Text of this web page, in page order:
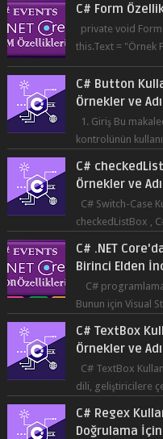
C# Form
private void
this.Text = "Örnek
Co...
C# Button
Örnekler ve
1. Giriş Bu
kontrolünün
C#
Örnekler ve
C# Switch-Case
checkedListBox ,
C# .NET
Birinci Elden
C#
Bunun için Visual
C# TextBox
Örnekler ve
C# TextBox
dili, geliştiricilere
C# Regex
Doğrulama İçin